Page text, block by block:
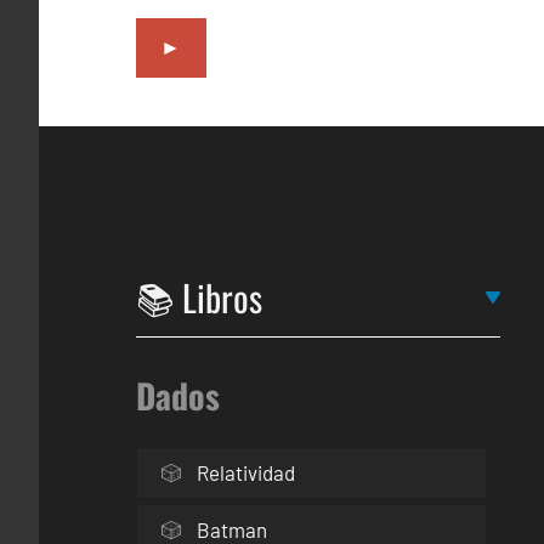
►
Dados
Relatividad
Batman